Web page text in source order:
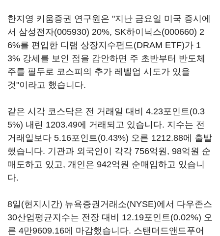
한지영 키움증권 연구원은 "지난 금요일 미국 증시에
서 삼성전자(005930) 20%, SK하이닉스(000660) 2
6%를 편입한 디램 상장지수펀드(DRAM ETF)가 1
3% 강세를 보인 점을 감안하면 주 초반부터 반도체
주를 필두로 코스피의 추가 레벨업 시도가 있을
것"이라고 했습니다.
같은 시각 코스닥은 전 거래일 대비 4.23포인트(0.3
5%) 내린 1203.49에 거래되고 있습니다. 지수는 전
거래일보다 5.16포인트(0.43%) 오른 1212.88에 출발
했습니다. 기관과 외국인이 각각 756억원, 98억원 순
매도하고 있고, 개인은 942억원 순매입하고 있습니
다.
8일(현지시간) 뉴욕증권거래소(NYSE)에서 다우존스
30산업평균지수는 전장 대비 12.19포인트(0.02%) 오
른 4만9609.16에 마감했습니다. 스탠더드앤드푸어